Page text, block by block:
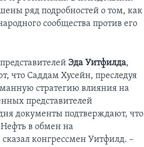
ряд подробностей о том, как
сообщества против его
Эда Уитфилда,
что Саддам Хусейн, преследуя
стратегию влияния на
представителей
документы подтверждают, что
в обмен на
конгрессмен Уитфилд. –